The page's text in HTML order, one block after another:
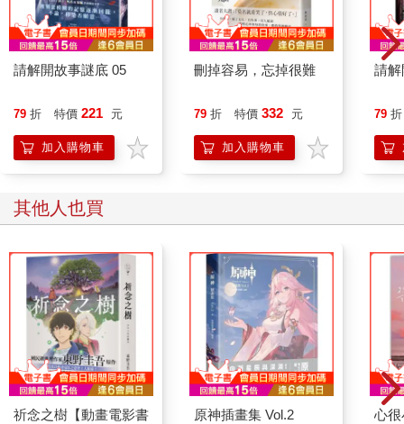
請解開故事謎底 05
79 折 特價 221 元
加入購物車
刪掉容易，忘掉很難
79 折 特價 332 元
加入購物車
請解
79 折
其他人也買
祈念之樹【動畫電影書
原神插畫集 Vol.2
心